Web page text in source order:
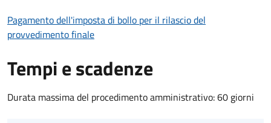
Pagamento dell'imposta di bollo per il rilascio del
provvedimento finale
Tempi e scadenze
Durata massima del procedimento amministrativo: 60 giorni